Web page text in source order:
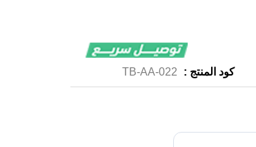
كود المنتج : TB-AA-022